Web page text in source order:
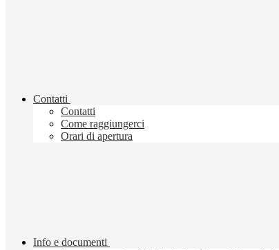
Contatti
Contatti
Come raggiungerci
Orari di apertura
Info e documenti